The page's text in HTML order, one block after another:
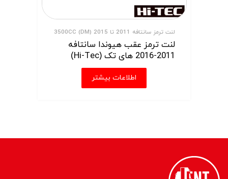
لنت ترمز سانتافه 2011 تا 2015 (DM) 3500CC
لنت ترمز عقب هیوندا سانتافه
2011-2016 های تک (Hi-Tec)
اطلاعات بیشتر